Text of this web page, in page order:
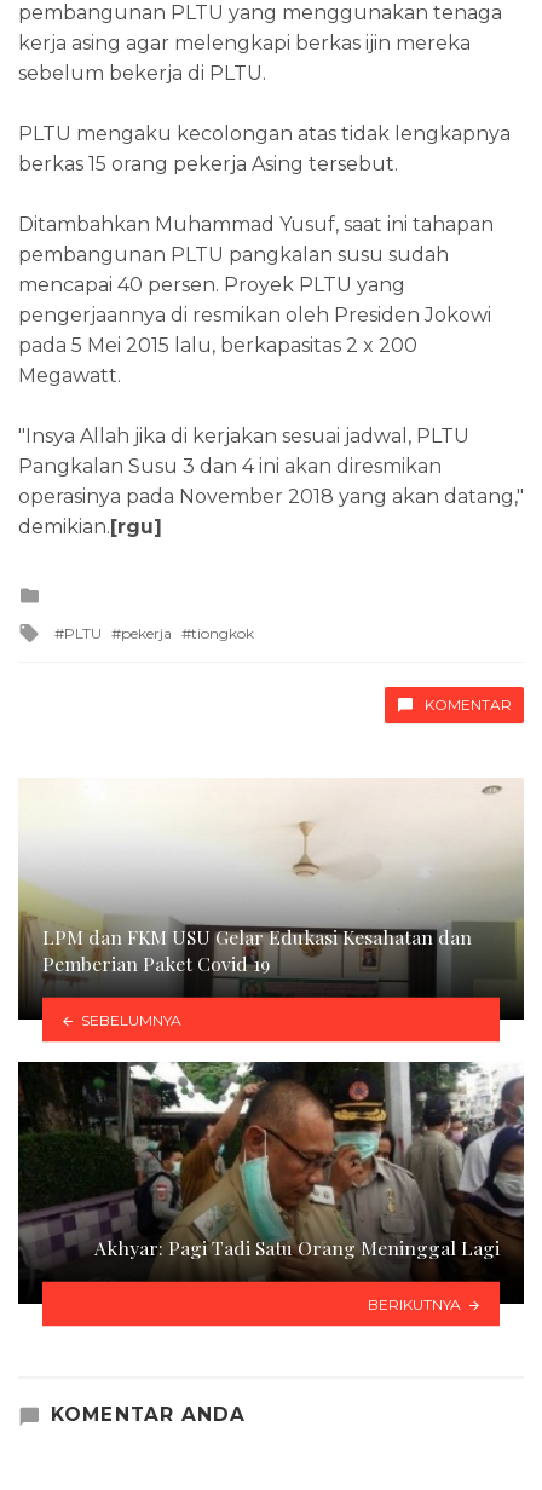
pembangunan PLTU yang menggunakan tenaga
kerja asing agar melengkapi berkas ijin mereka
sebelum bekerja di PLTU.
PLTU mengaku kecolongan atas tidak lengkapnya
berkas 15 orang pekerja Asing tersebut.
Ditambahkan Muhammad Yusuf, saat ini tahapan
pembangunan PLTU pangkalan susu sudah
mencapai 40 persen. Proyek PLTU yang
pengerjaannya di resmikan oleh Presiden Jokowi
pada 5 Mei 2015 lalu, berkapasitas 2 x 200
Megawatt.
"Insya Allah jika di kerjakan sesuai jadwal, PLTU
Pangkalan Susu 3 dan 4 ini akan diresmikan
operasinya pada November 2018 yang akan datang,"
demikian. [rgu]
Tagged
PLTU pekerja tiongkok
KOMENTAR
LPM dan FKM USU Gelar Edukasi Kesahatan dan
Pemberian Paket Covid 19
SEBELUMNYA
Akhyar: Pagi Tadi Satu Orang Meninggal Lagi
BERIKUTNYA
KOMENTAR ANDA